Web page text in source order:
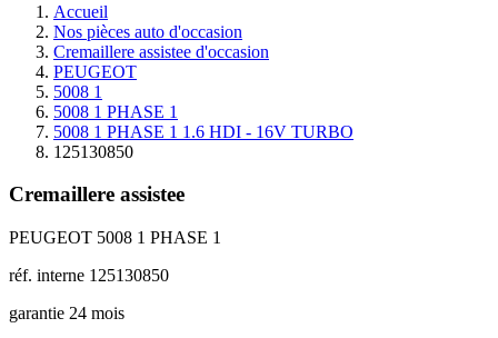
Accueil
Nos pièces auto d'occasion
Cremaillere assistee d'occasion
PEUGEOT
5008 1
5008 1 PHASE 1
5008 1 PHASE 1 1.6 HDI - 16V TURBO
125130850
Cremaillere assistee
PEUGEOT 5008 1 PHASE 1
réf. interne 125130850
garantie 24 mois